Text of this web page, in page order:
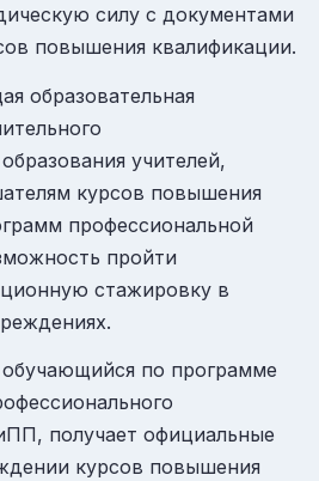
силу с документами
повышения квалификации.
образовательная
учителей,
курсов повышения
профессиональной
пройти
стажировку в
по программе
получает официальные
курсов повышения